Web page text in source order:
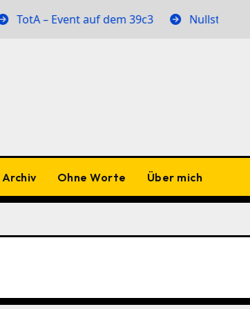
– Event auf dem 39c3 Nullstellen im
Archiv Ohne Worte Über mich